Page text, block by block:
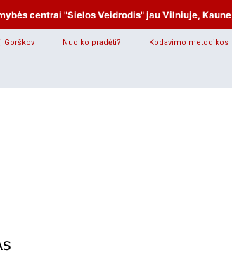
centrai "Sielos Veidrodis" jau Vilniuje,
Gorškov Nuo ko pradėti? Kodavimo metodikos